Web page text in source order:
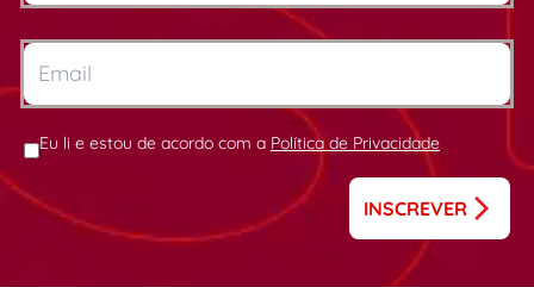
Eu li e estou de acordo com a Política de Privacidade
INSCREVER